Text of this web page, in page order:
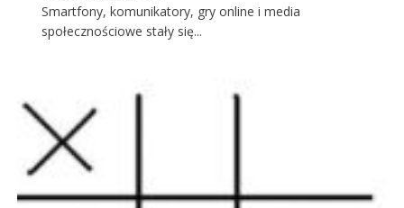
Smartfony, komunikatory, gry online i media
społecznościowe stały się...